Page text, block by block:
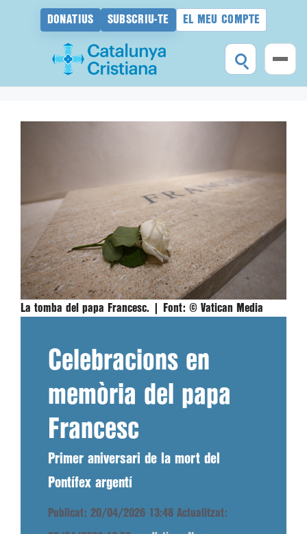
DONATIUS SUBSCRIU-TE EL MEU COMPTE
La tomba del papa Francesc. | Font: © Vatican Media
Celebracions en
memòria del papa
Francesc
Primer aniversari de la mort del
Pontífex argentí
Publicat: 20/04/2026 13:48 Actualitzat: